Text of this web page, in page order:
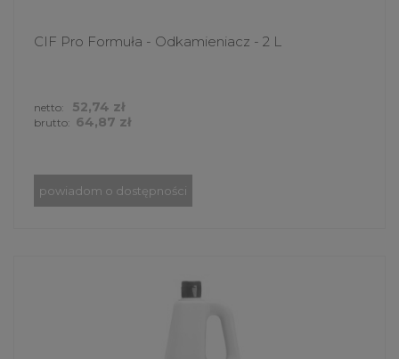
CIF Pro Formuła - Odkamieniacz - 2 L
brutto: 64,87 zł
netto: 52,74 zł
powiadom o dostępności